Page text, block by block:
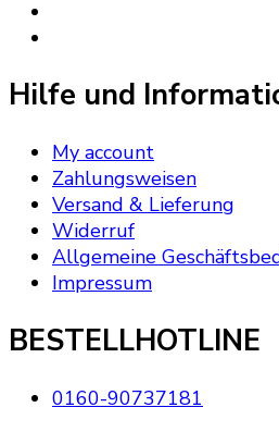
Hilfe und
My account
Zahlungsweisen
Versand & Lieferung
Widerruf
Allgemeine
Impressum
BESTELLHOTLINE
0160-90737181